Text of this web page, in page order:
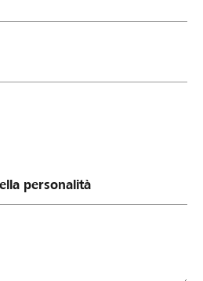
Raiffeisen